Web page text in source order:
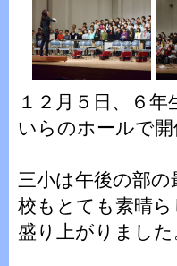
１２月５日、６
いらのホールで
三小は午後の部
校もとても素晴
盛り上がりました